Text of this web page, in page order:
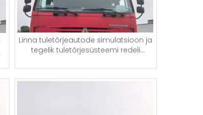
Linna tuletõrjeautode simulatsioon ja
tegelik tuletõrjesüsteemi redeli
Jaapani ja Hiina tuletõrjeautod